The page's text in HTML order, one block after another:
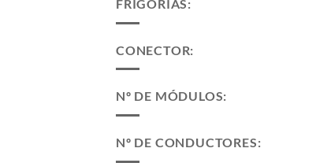
FRIGORÍAS:
CONECTOR:
Nº DE MÓDULOS:
Nº DE CONDUCTORES: